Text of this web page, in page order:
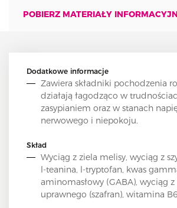
POBIERZ MATERIAŁY
Dodatkowe informacje
Zawiera składniki pochodzenia
działają łagodząco w
zasypianiem oraz w stanach
nerwowego i niepokoju.
Skład
Wyciąg z ziela melisy, wyciąg z
l-teanina, l-tryptofan, kwas
aminomasłowy (GABA), wyciąg z
uprawnego (szafran), witamina